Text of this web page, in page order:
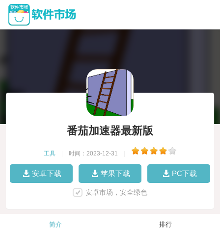
番茄加速器最新版
工具 时间：2023-12-31
安卓下载 苹果下载 PC下载
安卓市场，安全绿色
简介 排行